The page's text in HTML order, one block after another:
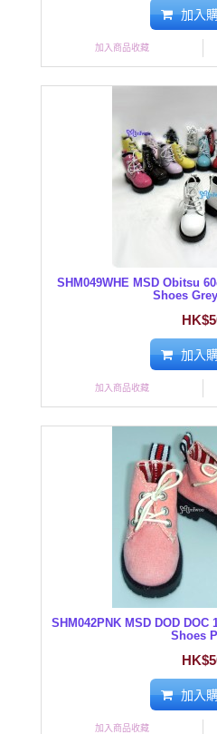
加入
加入商品收藏
SHM049WHE MSD Obitsu
Shoes
加入
加入商品收藏
SHM042PNK MSD DOD
Shoes
加入
加入商品收藏